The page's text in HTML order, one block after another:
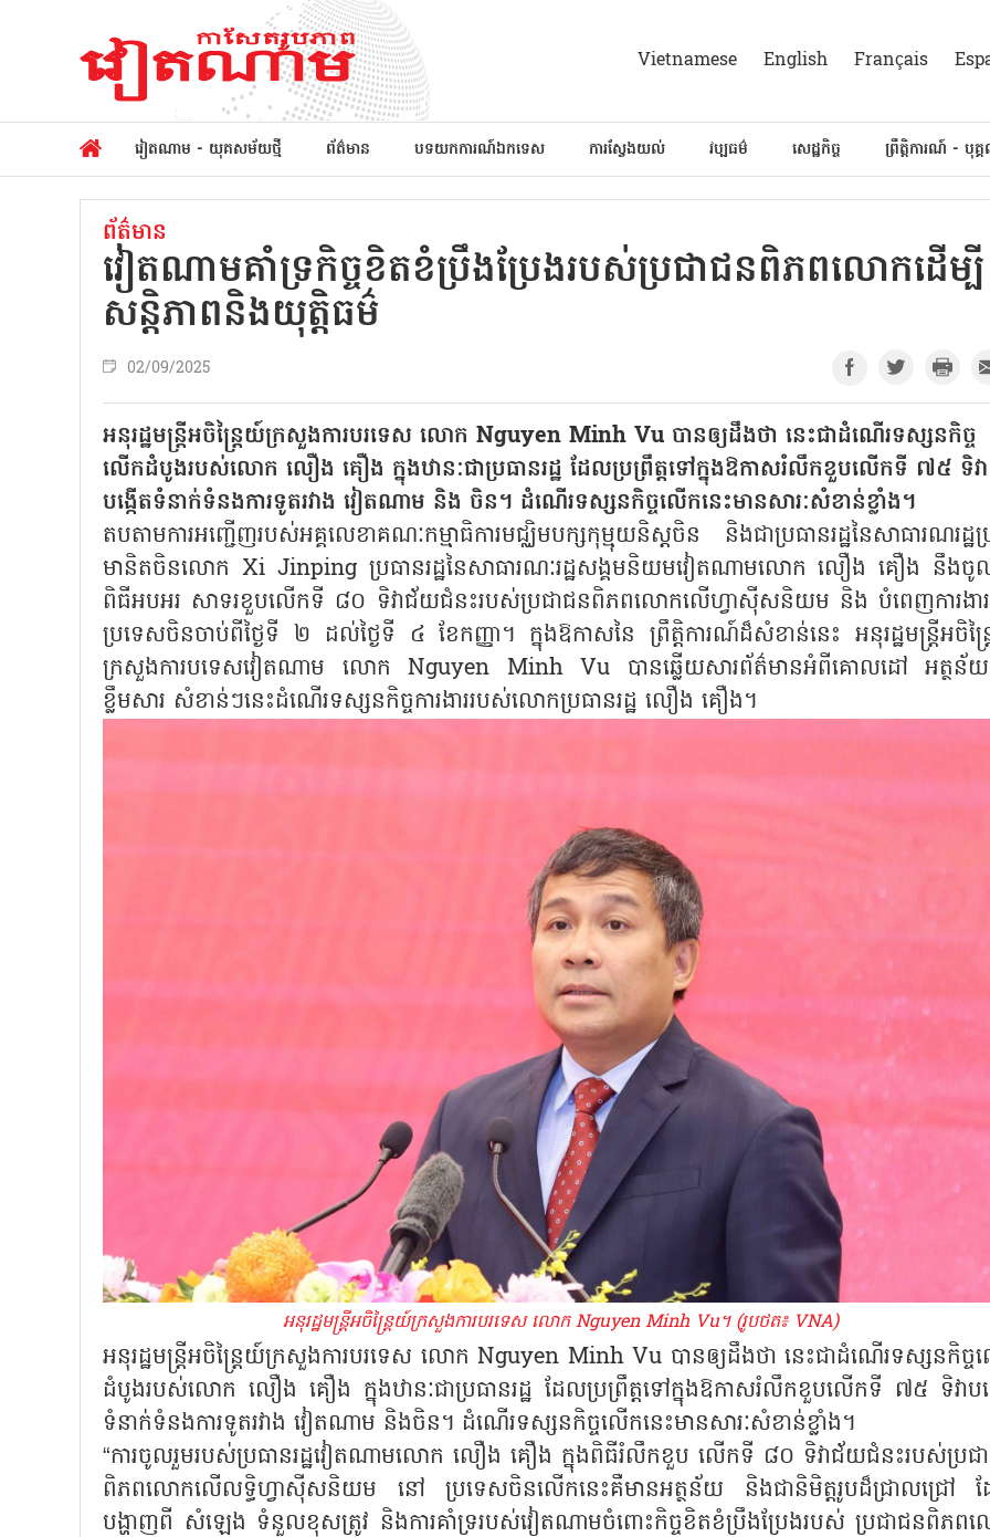
Vietnamese English Français
វៀតណាម - យុគសម័យថ្មី ព័ត៌មាន បទយកការណ៍ឯកទេស ការស្វែងយល់ វប្បធម៌ សេដ្ឋកិច្ច ព្រឹត្តិការណ៍ - បុគ្
ព័ត៌មាន
វៀតណាមគាំទ្រកិច្ចខិតខំប្រឹងប្រែងរបស់ប្រជាជនពិភពលោកដើម្បី
សន្តិភាពនិងយុត្តិធម៌
02/09/2025
អនុរដ្ឋមន្ត្រីអចិន្រ្តៃយ៍ក្រសួងការបរទេស លោក Nguyen Minh Vu បានឲ្យដឹងថា នេះជាដំណើរទស្សនកិច្ច
លើកដំបូងរបស់លោក លឿង គឿង ក្នុងឋានៈជាប្រធានរដ្ឋ ដែលប្រព្រឹត្តទៅក្នុងឱកាសរំលឹកខួបលើកទី ៧៥ ទិវា
បង្កើតទំនាក់ទំនងការទូតរវាង វៀតណាម និង ចិន។ ដំណើរទស្សនកិច្ចលើកនេះមានសារៈសំខាន់ខ្លាំង។
តបតាមការអញ្ជើញរបស់អគ្គលេខាគណៈកម្មាធិការមជ្ឈិមបក្សកុម្មុយនិស្តចិន និងជាប្រធានរដ្ឋនៃសាធារណរដ្ឋប្
មានិតចិនលោក Xi Jinping ប្រធានរដ្ឋនៃសាធារណៈរដ្ឋសង្គមនិយមវៀតណាមលោក លឿង គឿង នឹងចូ
ពិធីអបអរ សាទរខួបលើកទី ៨០ ទិវាជ័យជំនះរបស់ប្រជាជនពិភពលោកលើហ្វាស៊ីសនិយម និង បំពេញការងា
ប្រទេសចិនចាប់ពីថ្ងៃទី ២ ដល់ថ្ងៃទី ៤ ខែកញ្ញា។ ក្នុងឱកាសនៃ ព្រឹត្តិការណ៍ដ៏សំខាន់នេះ អនុរដ្ឋមន្ត្រីអចិន្រ្
ក្រសួងការបទេសវៀតណាម លោក Nguyen Minh Vu បានឆ្លើយសារព័ត៌មានអំពីគោលដៅ អត្ថន័
ខ្លឹមសារ សំខាន់ៗនេះដំណើរទស្សនកិច្ចការងាររបស់លោកប្រធានរដ្ឋ លឿង គឿង។
អនុរដ្ឋមន្ត្រីអចិន្រ្តៃយ៍ក្រសួងការបរទេស លោក Nguyen Minh Vu។ (រូបថត៖ VNA)
អនុរដ្ឋមន្ត្រីអចិន្រ្តៃយ៍ក្រសួងការបរទេស លោក Nguyen Minh Vu បានឲ្យដឹងថា នេះជាដំណើរទស្សនកិច្ច
ដំបូងរបស់លោក លឿង គឿង ក្នុងឋានៈជាប្រធានរដ្ឋ ដែលប្រព្រឹត្តទៅក្នុងឱកាសរំលឹកខួបលើកទី ៧៥ ទិវាបង្
ទំនាក់ទំនងការទូតរវាង វៀតណាម និងចិន។ ដំណើរទស្សនកិច្ចលើកនេះមានសារៈសំខាន់ខ្លាំង។
“ការចូលរួមរបស់ប្រធានរដ្ឋវៀតណាមលោក លឿង គឿង ក្នុងពិធីរំលឹកខួប លើកទី ៨០ ទិវាជ័យជំនះរបស់ប្រជ
ពិភពលោកលើលទ្ធិហ្វាស៊ីសនិយម នៅ ប្រទេសចិនលើកនេះគឺមានអត្ថន័យ និងជានិមិត្តរូបដ៏ជ្រាលជ្រៅ
បង្ហាញពី សំឡេង ទំនួលខុសត្រូវ និងការគាំទ្ររបស់វៀតណាមចំពោះកិច្ចខិតខំប្រឹងប្រែងរបស់ ប្រជាជនពិភព